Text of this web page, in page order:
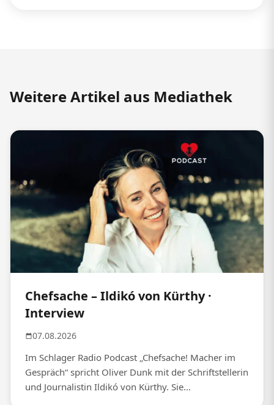
Weitere Artikel aus Mediathek
Chefsache – Ildikó von Kürthy ·
Interview
07.08.2026
Im Schlager Radio Podcast „Chefsache! Macher im
Gespräch“ spricht Oliver Dunk mit der Schriftstellerin
und Journalistin Ildikó von Kürthy. Sie...